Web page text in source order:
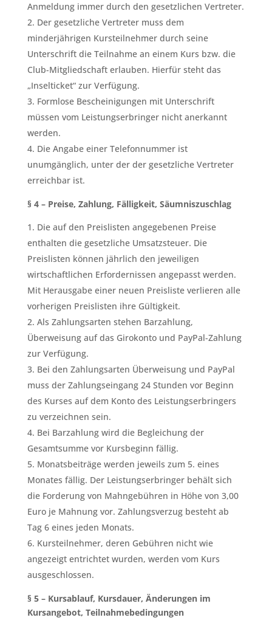
Anmeldung immer durch den gesetzlichen Vertreter.
Der gesetzliche Vertreter muss dem
minderjährigen Kursteilnehmer durch seine
Unterschrift die Teilnahme an einem Kurs bzw. die
Club-Mitgliedschaft erlauben. Hierfür steht das
„Inselticket“ zur Verfügung.
Formlose Bescheinigungen mit Unterschrift
müssen vom Leistungserbringer nicht anerkannt
werden.
Die Angabe einer Telefonnummer ist
unumgänglich, unter der der gesetzliche Vertreter
erreichbar ist.
§ 4 – Preise, Zahlung, Fälligkeit, Säumniszuschlag
Die auf den Preislisten angegebenen Preise
enthalten die gesetzliche Umsatzsteuer. Die
Preislisten können jährlich den jeweiligen
wirtschaftlichen Erfordernissen angepasst werden.
Mit Herausgabe einer neuen Preisliste verlieren alle
vorherigen Preislisten ihre Gültigkeit.
Als Zahlungsarten stehen Barzahlung,
Überweisung auf das Girokonto und PayPal-Zahlung
zur Verfügung.
Bei den Zahlungsarten Überweisung und PayPal
muss der Zahlungseingang 24 Stunden vor Beginn
des Kurses auf dem Konto des Leistungserbringers
zu verzeichnen sein.
Bei Barzahlung wird die Begleichung der
Gesamtsumme vor Kursbeginn fällig.
Monatsbeiträge werden jeweils zum 5. eines
Monates fällig. Der Leistungserbringer behält sich
die Forderung von Mahngebühren in Höhe von 3,00
Euro je Mahnung vor. Zahlungsverzug besteht ab
Tag 6 eines jeden Monats.
Kursteilnehmer, deren Gebühren nicht wie
angezeigt entrichtet wurden, werden vom Kurs
ausgeschlossen.
§ 5 – Kursablauf, Kursdauer, Änderungen im
Kursangebot, Teilnahmebedingungen